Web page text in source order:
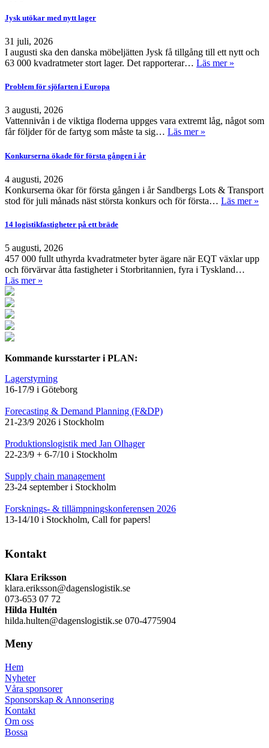
Jysk utökar med nytt lager
31 juli, 2026
I augusti ska den danska möbeljätten Jysk få tillgång till ett nytt och
63 000 kvadratmeter stort lager. Det rapporterar… Läs mer »
Problem för sjöfarten i Europa
3 augusti, 2026
Vattennivån i de viktiga floderna uppges vara extremt låg, något som
får följder för de fartyg som måste ta sig… Läs mer »
Konkurserna ökade för första gången i år
4 augusti, 2026
Konkurserna ökar för första gången i år Sandbergs Lots & Transport
stod för juli månads näst största konkurs och för första… Läs mer »
14 logistikfastigheter på ett bräde
5 augusti, 2026
457 000 fullt uthyrda kvadratmeter byter ägare när EQT växlar upp
och förvärvar åtta fastigheter i Storbritannien, fyra i Tyskland…
Läs mer »
Kommande kursstarter i PLAN:
Lagerstyrning
16-17/9 i Göteborg
Forecasting & Demand Planning (F&DP)
21-23/9 2026 i Stockholm
Produktionslogistik med Jan Olhager
22-23/9 + 6-7/10 i Stockholm
Supply chain management
23-24 september i Stockholm
Forsknings- & tillämpningskonferensen 2026
13-14/10 i Stockholm, Call for papers!
Kontakt
Klara Eriksson
klara.eriksson@dagenslogistik.se
073-653 07 72
Hilda Hultén
hilda.hulten@dagenslogistik.se 070-4775904
Meny
Hem
Nyheter
Våra sponsorer
Sponsorskap & Annonsering
Kontakt
Om oss
Bossa